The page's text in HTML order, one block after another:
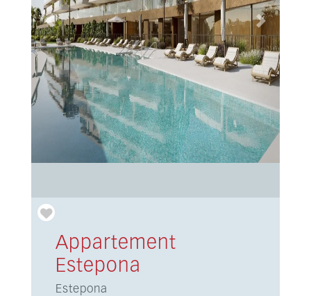
Previous Next
Appartement
Estepona
Estepona